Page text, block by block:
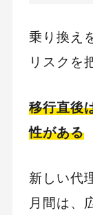
乗り換え
リスクを
移行直後
性がある
新しい代
月間は、